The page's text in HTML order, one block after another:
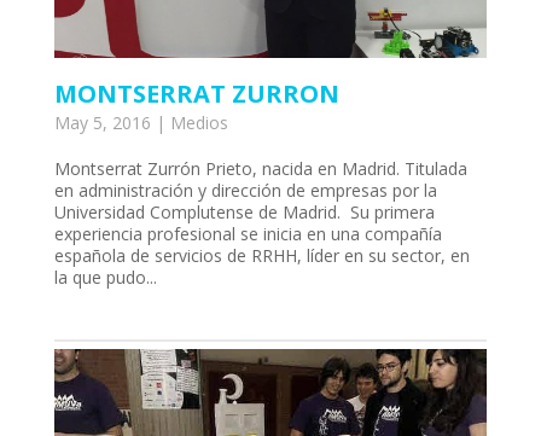
MONTSERRAT ZURRON
May 5, 2016 | Medios
Montserrat Zurrón Prieto, nacida en Madrid. Titulada
en administración y dirección de empresas por la
Universidad Complutense de Madrid. Su primera
experiencia profesional se inicia en una compañía
española de servicios de RRHH, líder en su sector, en
la que pudo...